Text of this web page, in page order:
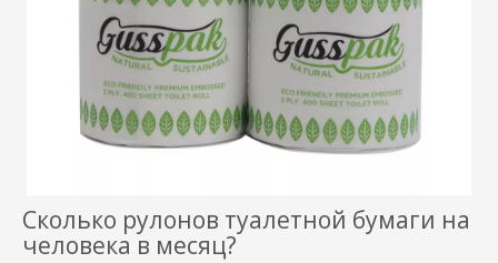
Сколько рулонов туалетной бумаги на
человека в месяц?